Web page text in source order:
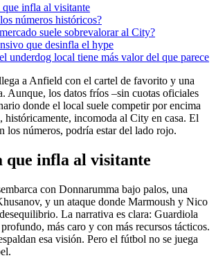
infla al visitante
números históricos?
suele sobrevalorar al City?
que desinfla el hype
underdog local tiene más valor del que parece
a Anfield con el cartel de favorito y una
Aunque, los datos fríos –sin cuotas oficiales
donde el local suele competir por encima
incomoda al City en casa. El
los números, podría estar del lado rojo.
infla al visitante
con Donnarumma bajo palos, una
y un ataque donde Marmoush y Nico
La narrativa es clara: Guardiola
más caro y con más recursos tácticos.
esa visión. Pero el fútbol no se juega